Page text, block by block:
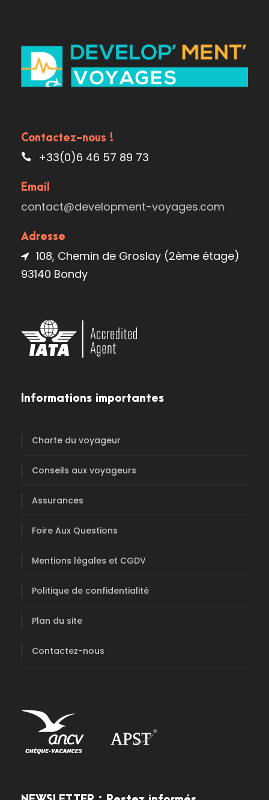
Contactez-nous !
+33(0)6 46 57 89 73
Email
contact@development-voyages.com
Adresse
108, Chemin de Groslay (2ème étage)
93140 Bondy
Informations importantes
Charte du voyageur
Conseils aux voyageurs
Assurances
Foire Aux Questions
Mentions légales et CGDV
Politique de confidentialité
Plan du site
Contactez-nous